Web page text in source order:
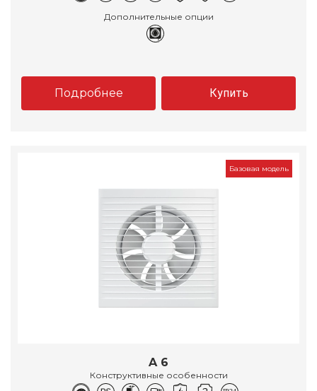
Дополнительные опции
Подробнее Купить
Базовая модель
A 6
Конструктивные особенности